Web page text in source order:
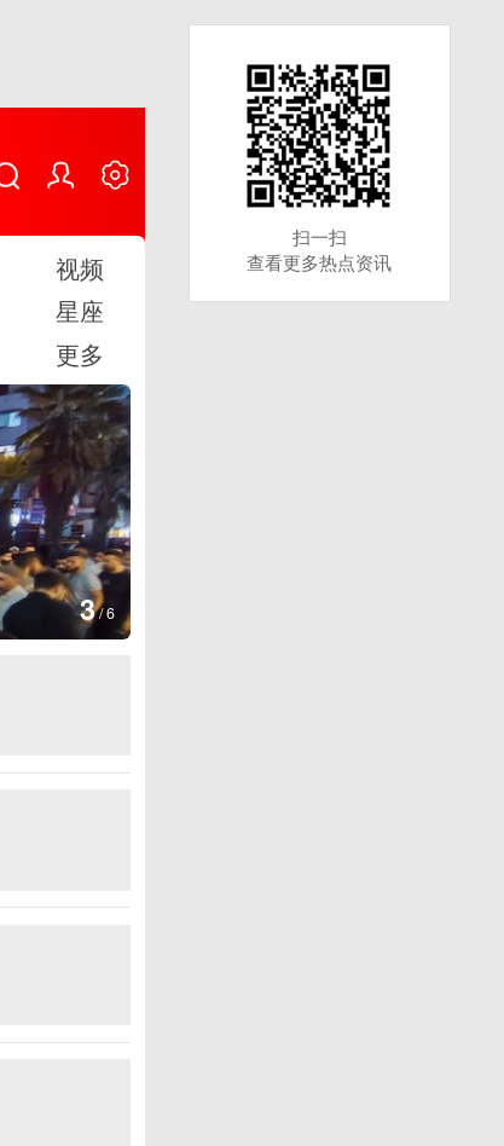
视频
星座
更多
3/6
扫一扫
查看更多热点资讯
扫一扫
查看更多热点资讯